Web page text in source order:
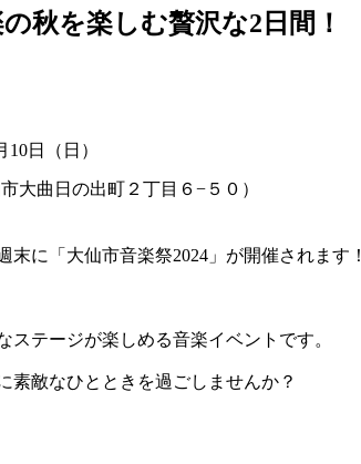
秋を楽しむ贅沢な2日間！
日（日）
大曲日の出町２丁目６−５０）
に「大仙市音楽祭2024」が開催されます！
テージが楽しめる音楽イベントです。
素敵なひとときを過ごしませんか？